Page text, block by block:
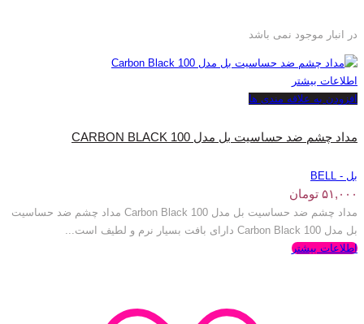
در انبار موجود نمی باشد
اطلاعات بیشتر
افزودن به علاقه مندی ها
مداد چشم ضد حساسیت بل مدل 100 CARBON BLACK
بل - BELL
۵۱,۰۰۰ تومان
مداد چشم ضد حساسیت بل مدل 100 Carbon Black مداد چشم ضد حساسیت
بل مدل 100 Carbon Black دارای بافت بسیار نرم و لطیف است...
اطلاعات بیشتر